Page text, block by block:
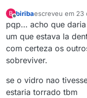
B biribaescreveu em 23
última edição por
pqp… acho que
um que estava la
com certeza os
sobreviver.
se o vidro nao
estaria torrado tbm